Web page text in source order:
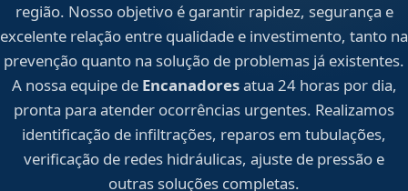
região. Nosso objetivo é garantir rapidez, segurança e
excelente relação entre qualidade e investimento, tanto na
prevenção quanto na solução de problemas já existentes.
A nossa equipe de Encanadoresatua 24 horas por dia,
pronta para atender ocorrências urgentes. Realizamos
identificação de infiltrações, reparos em tubulações,
verificação de redes hidráulicas, ajuste de pressão e
outras soluções completas.